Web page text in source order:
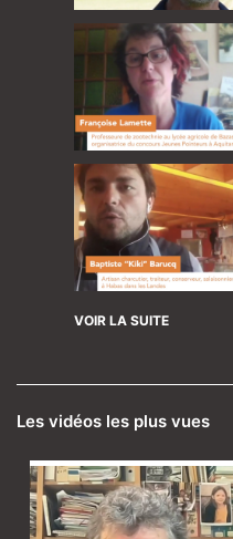
VOIR LA SUITE
Les vidéos les plus vues